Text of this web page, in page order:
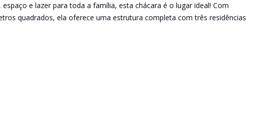
espaço e lazer para toda a família, esta chácara é o lugar ideal! Com
quadrados, ela oferece uma estrutura completa com três residências